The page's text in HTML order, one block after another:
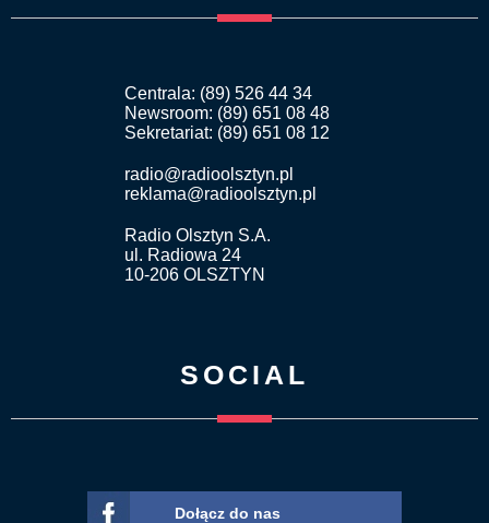
Centrala: (89) 526 44 34
Newsroom: (89) 651 08 48
Sekretariat: (89) 651 08 12
radio@radioolsztyn.pl
reklama@radioolsztyn.pl
Radio Olsztyn S.A.
ul. Radiowa 24
10-206 OLSZTYN
SOCIAL
Dołącz do nas